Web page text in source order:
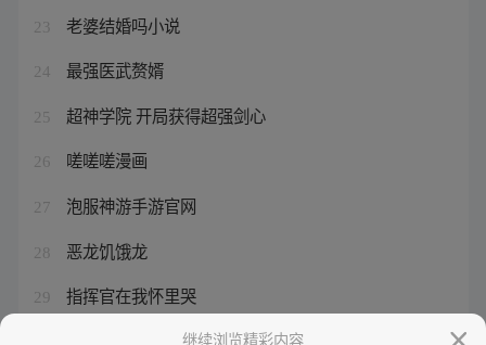
23 老婆结婚吗小说
24 最强医武赘婿
25 超神学院 开局获得超强剑心
26 嗟嗟嗟漫画
27 泡服神游手游官网
28 恶龙饥饿龙
29 指挥官在我怀里哭
继续浏览精彩内容